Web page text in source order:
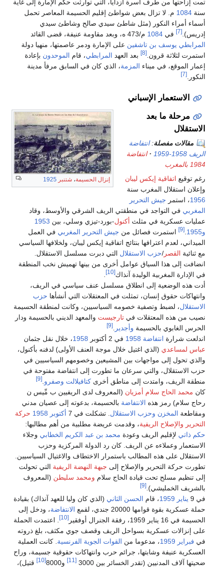
تمت إزاحتها من طرف أسرة أزدايا، التي توارثت حكم الإمارة إلى غاية
سنة 1084 م. لا تزال بعض شواطئ إقليم الحسيمة المعاصر تحمل
أسماء أمراء النكور (مثل شاطئ سيدي صالح وشاطئ سيدي
إدريس).[7] في 1084 م/473 ه، وبعد مقاومة عنيفة، قضى القائد
المرابطي يوسف بن تاشفين على الإمارة ودمر عاصمتها، منهيا دولة
استمرت لثلاثة قرون.[8] بعد العهد المرابطي، قام الموحدون بإعادة
إعمار الموقع، في ميناء المزمة، الذي كان في السابق مرفأ مدينة
النكور.[7]
الاستعمار الإسباني
إنزال الحسيمة، شتنبر 1925
مرحلة ما بعد
الاستقلال
مقالات مفصلة:انتفاضة
الريف 1958-1959
انتفاضة
1984 بالمغرب
رغم توقيع اتفاقية إيكس ليبان
وإعلان استقلال المغرب سنة
1956، استمر جيش التحرير
المغربي في التواجد في منطقتي الريف الشرقي والأوسط، وقاد
عمليات عسكرية في مثلث أكنول-بورد-تيزي وسلي، بين 1953
و1955
[9] استمرت فصائل من جيش التحرير المغربي في العمل
الميداني، لعدم اعترافها بنتائج اتفاقية إيكس ليبان، ولخلافها السياسي
مع ثنائية القصر /حزب الاستقلال التي دبرت مسلسل الاستقلال.
انضافت إلى هذا السياق عوامل أخرى من بينها تهميش نخب المنطقة
في الإدارة المغربية الوليدة آنذاك[10]
أدت هذه الوضعية إلى انطلاق مسلسل عنف سياسي في الريف،
وانتهاكات حقوق إنسان، تمثلت في المعتقلات التي أنشأها حزب
الاستقلال، لضبط وتصفية خصومه السياسيين، وكانت لمنطقة الحسيمة
نصيب من هذه المعتقلات في تارجيست والمعهد الديني بالحسيمة ودار
الحرس الغابوي بالحسيمة وأجدير [9]
اندلعت شرارة انتفاضة 1958 في 2 أكتوبر 1958، خلال نقل جثمان
عباس لمساعدي (الذي اغتيل خلال موجة العنف الأولى) لدفنه بأكنول،
والذي تحول إلى مواجهات بين المشيعين وخصومهم السياسيين في
حزب الاستقلال، والتي سرعان ما تطورت إلى انتفاضة مفتوحة في
منطقة الريف، وامتدت إلى مناطق أخرى كتافيلالت وصفرو [9]
كان محمد الحاج سلام أمزيان (المعروف لدى الريفيين ب مِّيس ن
رحاج سلام) رمز هذه الانتفاضة بالحسيمة، بدعوته إلى عصيان مدني
ومقاطعة المخزن وحزب الاستقلال . تشكلت في 7 أكتوبر 1958 حركة
التحرير والإصلاح الريفية، وقدمت عريضة مطلبية من أهم مطالبها:
حكم ذاتي لإقليم الريف وعودة محمد بن عبد الكريم الخطابي وجلاء
الاستعمار وعملاءه عن الريف. كان رد الدولة المركزية وحزب
الاستقلال على هذه المطالب باستمرار الاختطاف والاغتيال السياسيين.
تطورت حركة التحرير والإصلاح إلى جبهة النهضة الريفية التي تحولت
إلى تنظيم مسلح تحت قيادة الحاج سلام ومحمد سليطن (المعروف
بالشريف الخمليشي). [9]
في 9 يناير 1959، قام الحسن الثاني (الذي كان وليا للعهد آنذاك) بقيادة
حملة عسكرية بقوة قوامها 20000 جندي، لقمع
الانتفاضة، ودخل إلى
الحسيمة في 16 يناير 1959، رفقة الجنرال أوفقير
[10]
. اعتمدت الحملة
على إنزالات عسكرية بسواحل الريف وقصف جوي مكثف، بلغ ذروته
في فبراير 1959، مدعوما من القوات الجوية الفرنسية . كانت العملية
العسكرية عنيفة وشابتها، جرائم حرب وانتهاكات حقوقية جسيمة، وراح
ضحيتها آلاف المدنيين (تقدر الخسائر بين 3000
[11] و8000 [10]
قتيل)،